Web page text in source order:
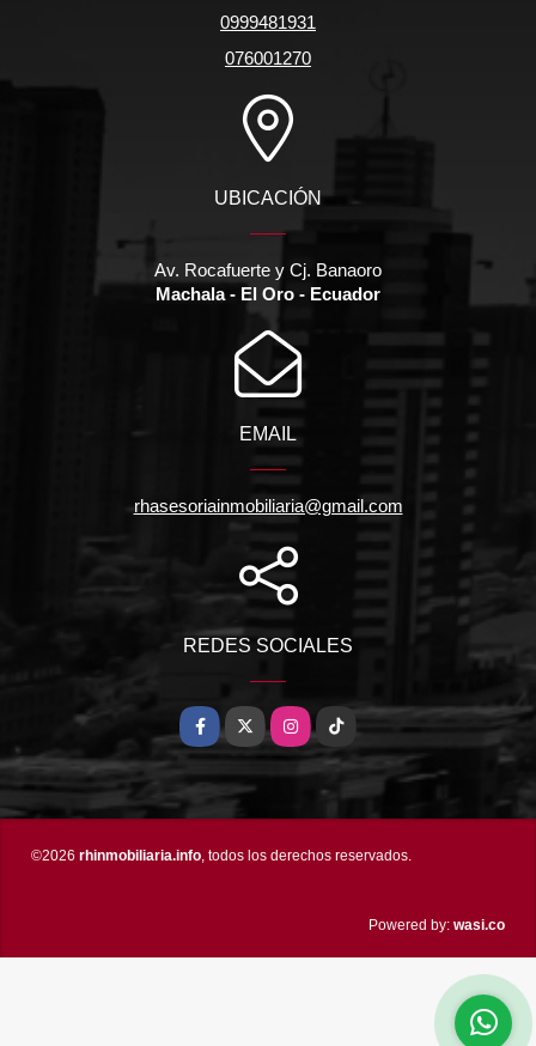
0999481931
076001270
UBICACIÓN
Av. Rocafuerte y Cj. Banaoro
Machala - El Oro - Ecuador
EMAIL
rhasesoriainmobiliaria@gmail.com
REDES SOCIALES
Facebook
X Instagram
TikTok
©2026 rhinmobiliaria.info, todos los derechos reservados.
Powered by: wasi.co